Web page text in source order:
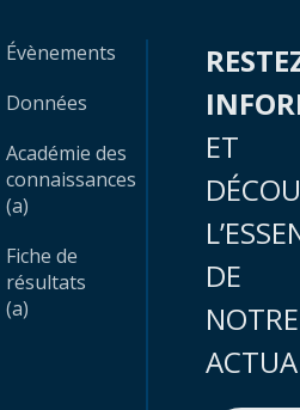
Évènements
Données
Académie des
connaissances
(a)
Fiche de
résultats
(a)
ET
DE
NOTRE